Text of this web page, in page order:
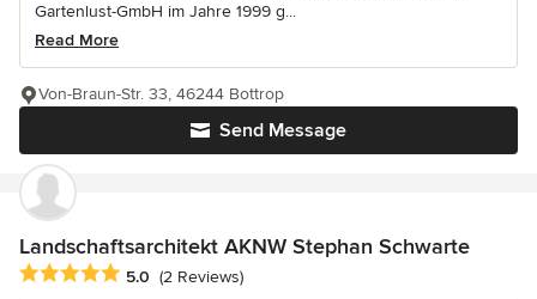
Gartenlust-GmbH im Jahre 1999 g...
Read More
Send Message
Von-Braun-Str. 33, 46244 Bottrop
Landschaftsarchitekt AKNW Stephan Schwarte
Average rating: 5 out of 5 stars
5.0 (2 Reviews)